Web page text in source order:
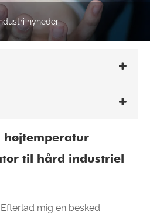
nyheder
højtemperatur
til hård industriel
Efterlad mig en besked